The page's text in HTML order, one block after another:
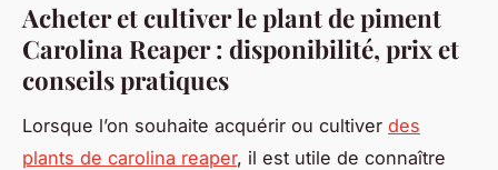
Acheter et cultiver le plant de piment
Carolina Reaper : disponibilité, prix et
conseils pratiques
Lorsque l’on souhaite acquérir ou cultiver des
plants de carolina reaper, il est utile de connaître